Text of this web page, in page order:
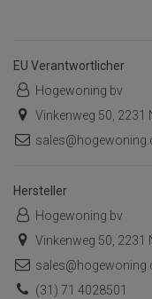
EU Verantwortlicher
Hogewoning bv
Vinkenweg 50, 2231
Hersteller
Hogewoning bv
Vinkenweg 50, 2231
(31) 71 4028501